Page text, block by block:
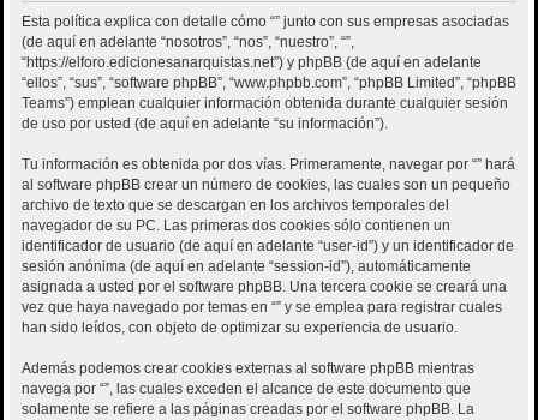
Esta política explica con detalle cómo “” junto con sus empresas asociadas
(de aquí en adelante “nosotros”, “nos”, “nuestro”, “”,
“https://elforo.edicionesanarquistas.net”) y phpBB (de aquí en adelante
“ellos”, “sus”, “software phpBB”, “www.phpbb.com”, “phpBB Limited”, “phpBB
Teams”) emplean cualquier información obtenida durante cualquier sesión
de uso por usted (de aquí en adelante “su información”).
Tu información es obtenida por dos vías. Primeramente, navegar por “” hará
al software phpBB crear un número de cookies, las cuales son un pequeño
archivo de texto que se descargan en los archivos temporales del
navegador de su PC. Las primeras dos cookies sólo contienen un
identificador de usuario (de aquí en adelante “user-id”) y un identificador de
sesión anónima (de aquí en adelante “session-id”), automáticamente
asignada a usted por el software phpBB. Una tercera cookie se creará una
vez que haya navegado por temas en “” y se emplea para registrar cuales
han sido leídos, con objeto de optimizar su experiencia de usuario.
Además podemos crear cookies externas al software phpBB mientras
navega por “”, las cuales exceden el alcance de este documento que
solamente se refiere a las páginas creadas por el software phpBB. La